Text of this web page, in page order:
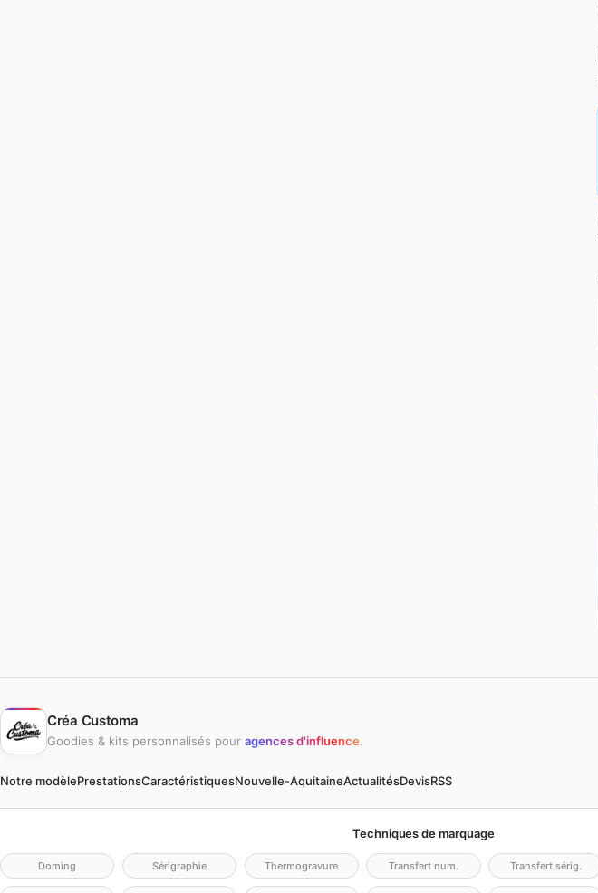
Créa Customa
Goodies & kits personnalisés pour agences d'influence.
Notre modèlePrestationsCaractéristiquesNouvelle-AquitaineActualitésDevisRSS
Techniques de marquage
Doming Sérigraphie Thermogravure Transfert num. Transfert sérig.